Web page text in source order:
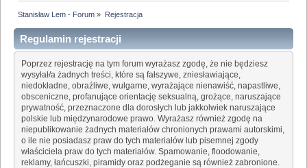
Stanisław Lem - Forum » Rejestracja
Regulamin rejestracji
Poprzez rejestrację na tym forum wyrażasz zgodę, że nie będziesz
wysyłał/a żadnych treści, które są fałszywe, zniesławiające,
niedokładne, obraźliwe, wulgarne, wyrażające nienawiść, napastliwe,
obsceniczne, profanujące orientację seksualną, grożące, naruszające
prywatność, przeznaczone dla dorosłych lub jakkolwiek naruszające
polskie lub międzynarodowe prawo. Wyrażasz również zgodę na
niepublikowanie żadnych materiałów chronionych prawami autorskimi,
o ile nie posiadasz praw do tych materiałów lub pisemnej zgody
właściciela praw do tych materiałów. Spamowanie, floodowanie,
reklamy, łańcuszki, piramidy oraz podżeganie są również zabronione.